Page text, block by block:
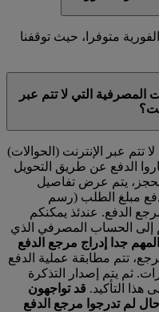
متوفرا، حيث توقفنا
المصرفية التي لا تتم عبر
تتم عبر الإنترنت (الحوالات)
الدفع عن طريق التحويل
يتم عرض تفاصيل
مبلغ الطلب (رسم
الدفع. عندئذ يمكنكم
إلى الحساب المصرفي الذي
جدا إدراج مرجع الدفع
تتم مطابقة عملية الدفع
ثم يتم إصدار التذكرة
هذا التأكيد. قد تواجهون
لم تدرجوا مرجع الدفع